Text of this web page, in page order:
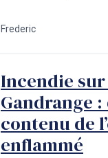
Frederic
Incendie sur
Gandrange
contenu de
enflammé